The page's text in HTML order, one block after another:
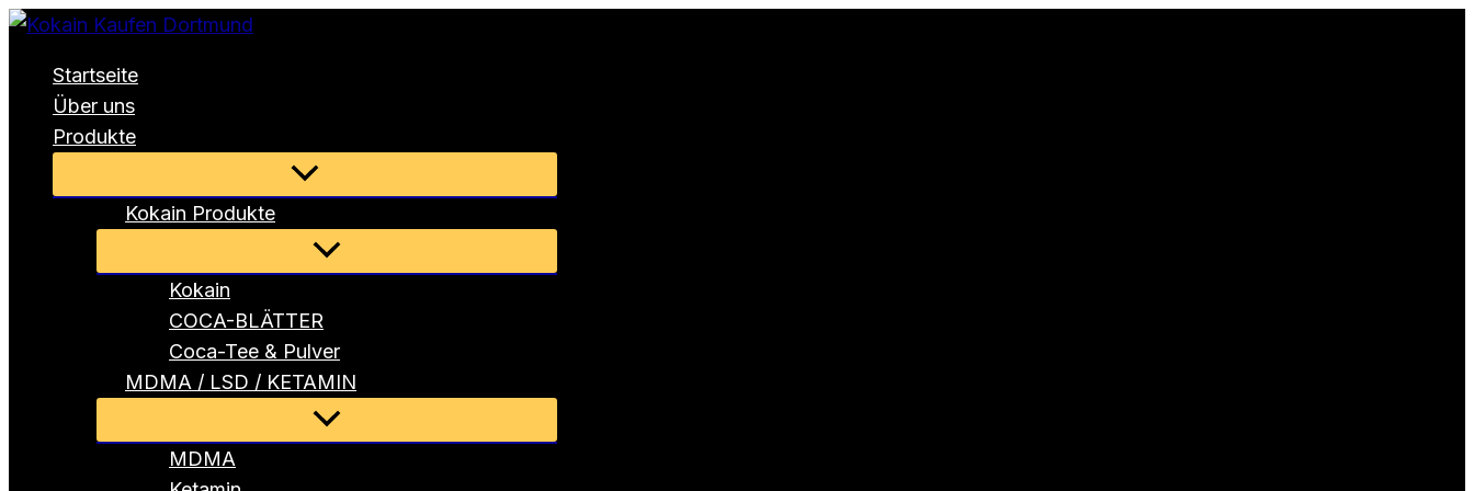
Zum
springen
Startseite
Über uns
Produkte
Menü
umschalten
Kokain Produkte
Menü
umschalten
Kokain
COCA-BLÄTTER
Coca-Tee & Pulver
MDMA / LSD / KETAMIN
Menü
umschalten
MDMA